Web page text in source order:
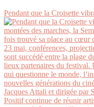
Pendant que la Croisette